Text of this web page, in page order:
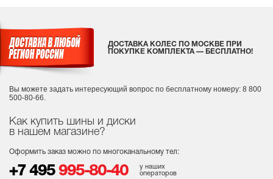
Как купить шины и диски
в нашем магазине?
Оформить заказ можно по многоканальному тел:
+7 495 995-80-40
у наших
операторов
ДОСТАВКА КОЛЕС ПО МОСКВЕ ПРИ
ПОКУПКЕ КОМПЛЕКТА — БЕСПЛАТНО!
Вы можете задать интересующий вопрос по бесплатному номеру: 8 800
500-80-66.